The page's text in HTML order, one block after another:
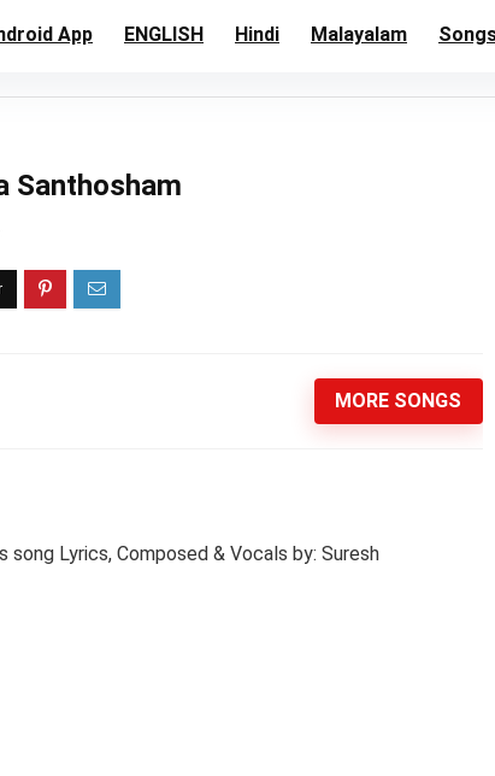
App ENGLISH Hindi Malayalam
MORE SONGS
Lyrics, Composed & Vocals by: Suresh